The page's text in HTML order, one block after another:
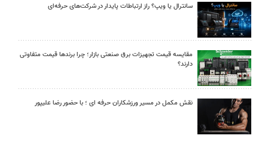
سانترال یا ویپ؟ راز ارتباطات پایدار در شرکت‌های حرفه‌ای
مقایسه قیمت تجهیزات برق صنعتی بازار؛ چرا برندها قیمت متفاوتی
دارند؟
نقش مکمل در مسیر ورزشکاران حرفه ای ؛ با حضور رضا علیپور